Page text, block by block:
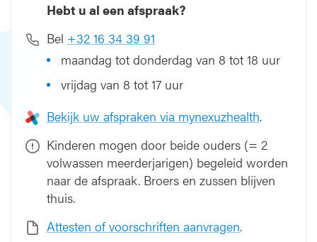
Hebt u al een afspraak?
Bel +32 16 34 39 91
maandag tot donderdag van 8 tot 18 uur
vrijdag van 8 tot 17 uur
Bekijk uw afspraken via mynexuzhealth.
Kinderen mogen door beide ouders (= 2
volwassen meerderjarigen) begeleid worden
naar de afspraak. Broers en zussen blijven
thuis.
Attesten of voorschriften aanvragen.